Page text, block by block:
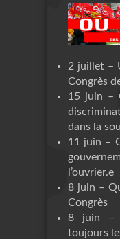
2 juillet –
Congrès
15 juin –
dans la
11 juin –
l’ouvrier.e
8 juin –
Congrès
8 juin –
toujours